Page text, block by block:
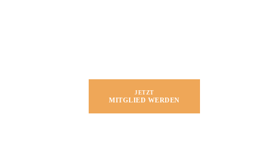
JETZT
MITGLIED WERDEN